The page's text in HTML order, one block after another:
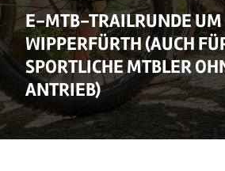
E-MTB-TRAILRUNDE UM
WIPPERFÜRTH (AUCH
SPORTLICHE MTBLER
ANTRIEB)